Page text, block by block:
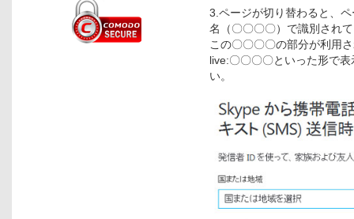
3.ページが切り替わると、
名（〇〇〇〇）で識別され
この〇〇〇〇の部分が利用
live:〇〇〇〇といった形で
い。